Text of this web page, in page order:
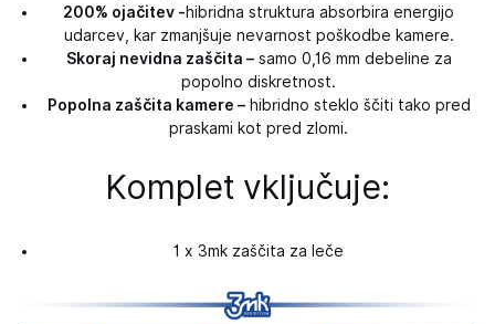
200% ojačitev -hibridna struktura absorbira energijo
udarcev, kar zmanjšuje nevarnost poškodbe kamere.
Skoraj nevidna zaščita –samo 0,16 mm debeline za
popolno diskretnost.
Popolna zaščita kamere –hibridno steklo ščiti tako pred
praskami kot pred zlomi.
Komplet vključuje:
1 x 3mk zaščita za leče